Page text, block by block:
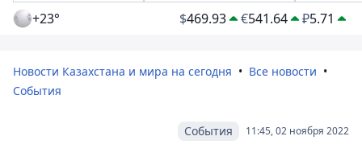
+23° $469.93 €541.64 ₽5.71
Новости Казахстана и мира на сегодня
Все новости
События
11:45, 02 ноября 2022
События